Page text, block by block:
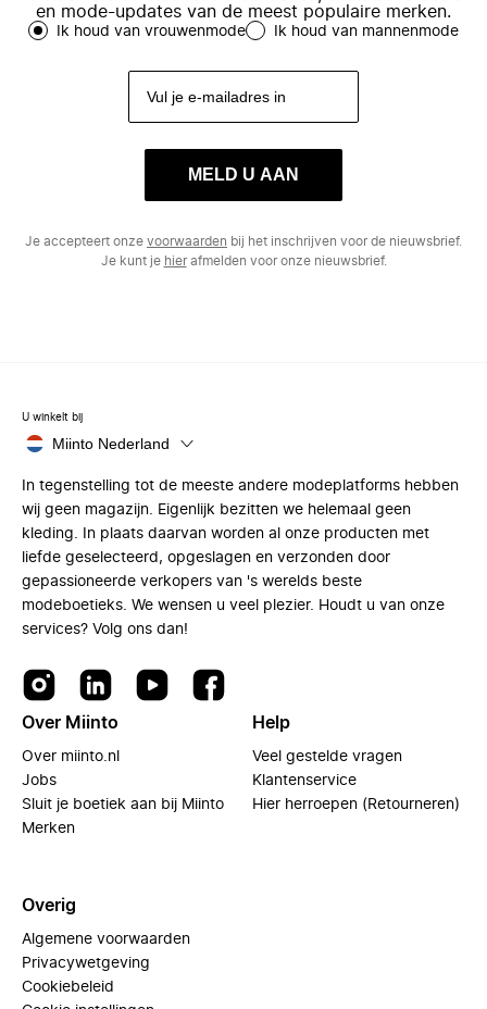
en mode-updates van de meest populaire merken.
Ik houd van vrouwenmode Ik houd van mannenmode
MELD U AAN
Je accepteert onze voorwaarden bij het inschrijven voor de nieuwsbrief.
Je kunt je hierafmelden voor onze nieuwsbrief.
U winkelt bij
Miinto Nederland
In tegenstelling tot de meeste andere modeplatforms hebben
wij geen magazijn. Eigenlijk bezitten we helemaal geen
kleding. In plaats daarvan worden al onze producten met
liefde geselecteerd, opgeslagen en verzonden door
gepassioneerde verkopers van 's werelds beste
modeboetieks. We wensen u veel plezier. Houdt u van onze
services? Volg ons dan!
Over Miinto
Over miinto.nl
Jobs
Sluit je boetiek aan bij Miinto
Merken
Help
Veel gestelde vragen
Klantenservice
Hier herroepen (Retourneren)
Overig
Algemene voorwaarden
Privacywetgeving
Cookiebeleid